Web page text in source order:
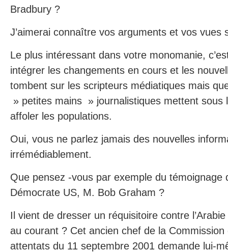
Bradbury ?
J’aimerai connaître vos arguments et vos vues
Le plus intéressant dans votre monomanie,
intégrer les changements en cours et les
tombent sur les scripteurs médiatiques mais
» petites mains » journalistiques mettent sous
affoler les populations.
Oui, vous ne parlez jamais des nouvelles
irrémédiablement.
Que pensez -vous par exemple du témoignage
Démocrate US, M. Bob Graham ?
Il vient de dresser un réquisitoire contre
au courant ? Cet ancien chef de la Commission
attentats du 11 septembre 2001 demande lui-